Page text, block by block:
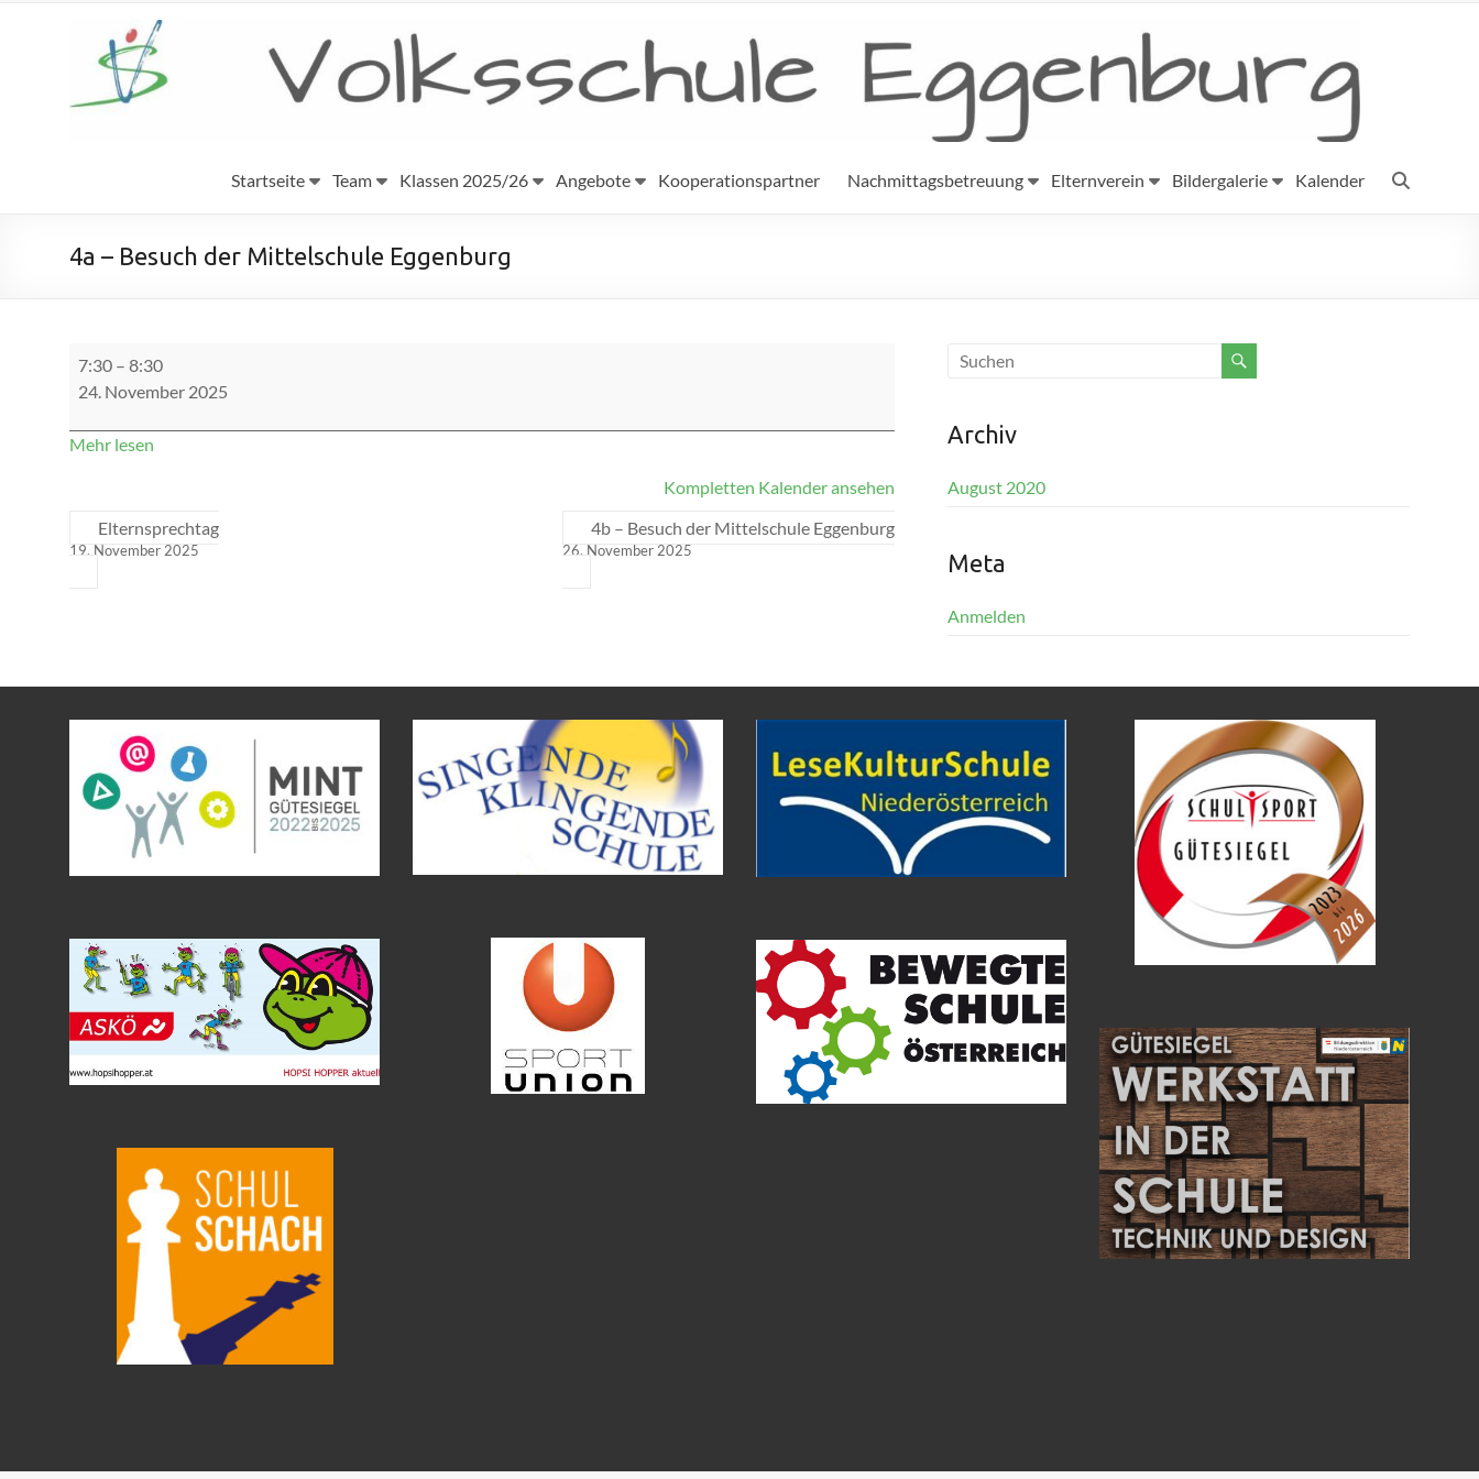
Volksschule
Eggenburg
Startseite Team Klassen 2025/26 Angebote Kooperationspartner Nachmittagsbetreuung Elternverein Bildergalerie Kalender
4a – Besuch der Mittelschule Eggenburg
Besuch
Mittelschule
7:30 – 8:30
24. November 2025
Mehr lesen
Kompletten Kalender ansehen
Elternsprechtag
19. November 2025
4b – Besuch der Mittelschule Eggenburg
26. November 2025
Archiv
August 2020
Meta
Anmelden